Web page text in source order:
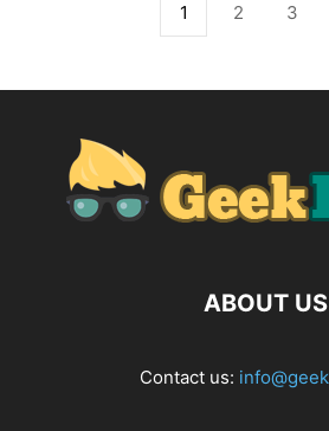
1 2 3
ABOUT US
Contact us: